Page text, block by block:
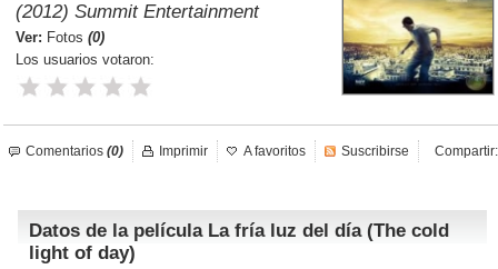
Videos
Galerías
(2012) Summit Entertainment
Ver: Fotos (0)
Los usuarios votaron:
Comentarios (0) Compartir:
Imprimir A favoritos Suscribirse
Datos de la película La fría luz del día (The cold
light of day)